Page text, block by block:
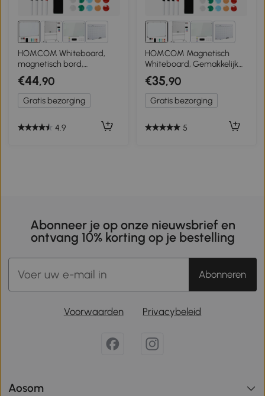
1+
HOMCOM Whiteboard,
magnetisch bord,
notitiebord, inclusief
accessoires, 4 stiften, 1
spons, 10 magneten, wit +
zilver
€44,90
Gratis bezorging
4.9
1+
HOMCOM Magnetisch
Whiteboard, Gemakkelijk
te Wissen, Met 4 Markers, 10
Magneten, 1 Gum, 60 x 1,8 x
45 cm
€35,90
Gratis bezorging
5
Abonneer je op onze nieuwsbrief en
ontvang 10% korting op je bestelling
Abonneren
Voorwaarden Privacybeleid
Aosom